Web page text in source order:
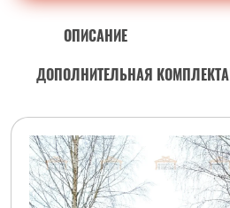
ОПИСАНИЕ
ДОПОЛНИТЕЛЬНАЯ